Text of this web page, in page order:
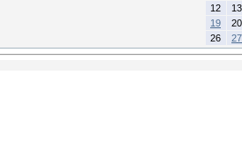
12
13
19
20
26
27